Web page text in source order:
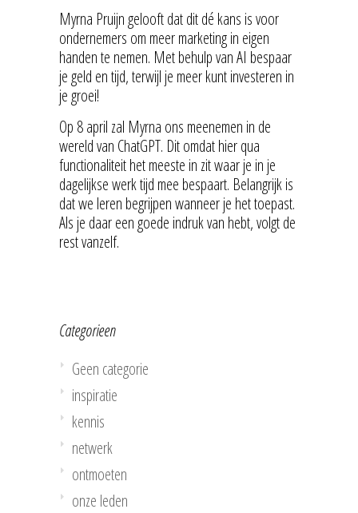
Myrna Pruijn gelooft dat dit dé kans is voor
ondernemers om meer marketing in eigen
handen te nemen. Met behulp van AI bespaar
je geld en tijd, terwijl je meer kunt investeren in
je groei!
Op 8 april zal Myrna ons meenemen in de
wereld van ChatGPT. Dit omdat hier qua
functionaliteit het meeste in zit waar je in je
dagelijkse werk tijd mee bespaart. Belangrijk is
dat we leren begrijpen wanneer je het toepast.
Als je daar een goede indruk van hebt, volgt de
rest vanzelf.
Categorieen
Geen categorie
inspiratie
kennis
netwerk
ontmoeten
onze leden